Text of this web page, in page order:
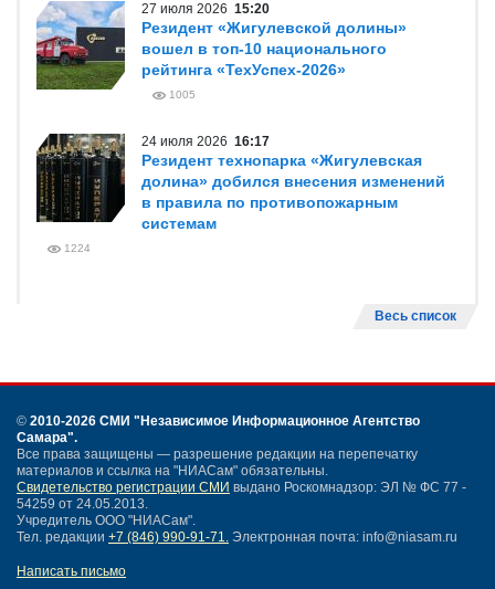
27 июля 2026 15:20
Резидент «Жигулевской долины»
вошел в топ-10 национального
рейтинга «ТехУспех-2026»
1005
24 июля 2026 16:17
Резидент технопарка «Жигулевская
долина» добился внесения изменений
в правила по противопожарным
системам
1224
Весь список
© 2010-2026 СМИ "Независимое Информационное Агентство
Самара".
Все права защищены — разрешение редакции на перепечатку
материалов и ссылка на "НИАСам" обязательны.
Свидетельство регистрации СМИ выдано Роскомнадзор: ЭЛ № ФС 77 -
54259 от 24.05.2013.
Учредитель ООО "НИАСам".
Тел. редакции +7 (846) 990-91-71. Электронная почта: info@niasam.ru
Написать письмо